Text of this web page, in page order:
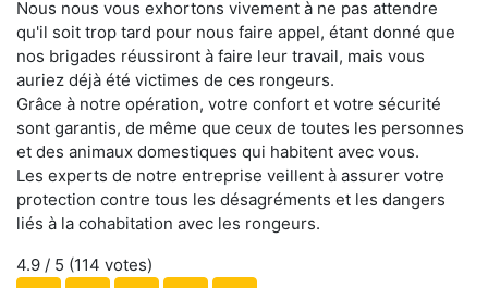
Nous nous vous exhortons vivement à ne pas attendre
qu'il soit trop tard pour nous faire appel, étant donné que
nos brigades réussiront à faire leur travail, mais vous
auriez déjà été victimes de ces rongeurs.
Grâce à notre opération, votre confort et votre sécurité
sont garantis, de même que ceux de toutes les personnes
et des animaux domestiques qui habitent avec vous.
Les experts de notre entreprise veillent à assurer votre
protection contre tous les désagréments et les dangers
liés à la cohabitation avec les rongeurs.
4.9 / 5 (114 votes)